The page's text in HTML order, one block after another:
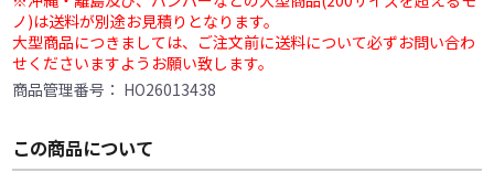
ノ)は送料が別途お見積りとなります。
大型商品につきましては、ご注文前に送料について必ずお問い合わ
せくださいますようお願い致します。
商品管理番号： HO26013438
この商品について